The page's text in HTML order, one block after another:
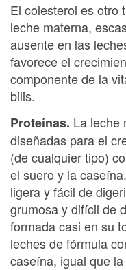
El colesterol es otro
leche materna,
ausente en las
favorece el
componente de la
bilis.
Proteínas. La leche
diseñadas para el
(de cualquier tipo)
el suero y la
ligera y fácil de
grumosa y difícil de
formada casi en su
leches de fórmula
caseína, igual que